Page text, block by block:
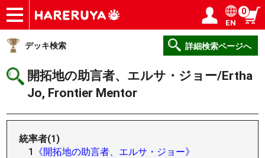
ショップ
買取
記事
デッキ検索
デッキ構築
選手一覧
店舗一覧
イベント
ヘルプ
お問い合わせ ログイン／会員登録
EN
0
デッキ検索 詳細検索ページへ
開拓地の助言者、エルサ・ジョー/Ertha
Jo, Frontier Mentor
統率者(1)
1
《開拓地の助言者、エルサ・ジョー》